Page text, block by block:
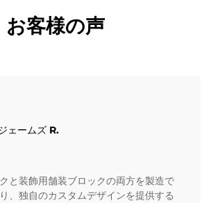
お客様の声
ェームズ R.
と装飾用舗装ブロックの両方を製造で
、独自のカスタムデザインを提供する